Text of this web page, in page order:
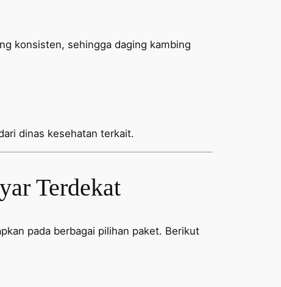
konsisten, sehingga daging kambing
dinas kesehatan terkait.
Terdekat
pada berbagai pilihan paket. Berikut